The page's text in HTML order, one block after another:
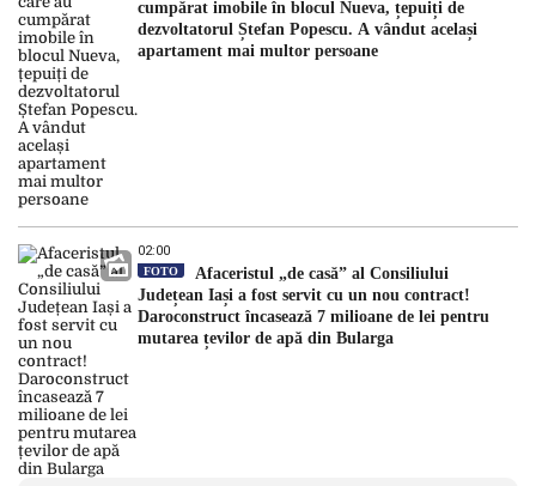
cumpărat imobile în blocul Nueva, țepuiți de
dezvoltatorul Ștefan Popescu. A vândut același
apartament mai multor persoane
02:00
FOTO
Afaceristul „de casă” al Consiliului
Județean Iași a fost servit cu un nou contract!
Daroconstruct încasează 7 milioane de lei pentru
mutarea țevilor de apă din Bularga